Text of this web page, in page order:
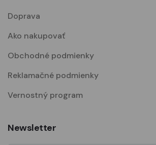
Doprava
Ako nakupovať
Obchodné podmienky
Reklamačné podmienky
Vernostný program
Newsletter